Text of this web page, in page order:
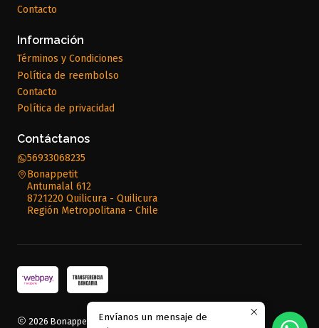
Contacto
Información
Términos y Condiciones
Política de reembolso
Contacto
Política de privacidad
Contáctanos
56933068235
Bonappetit
Antumalal 612
8721220 Quilicura - Quilicura
Región Metropolitana - Chile
2026 Bonappetit. Envíanos un mensaje de